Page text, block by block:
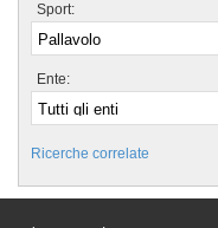
Sport:
Ente:
Ricerche correlate